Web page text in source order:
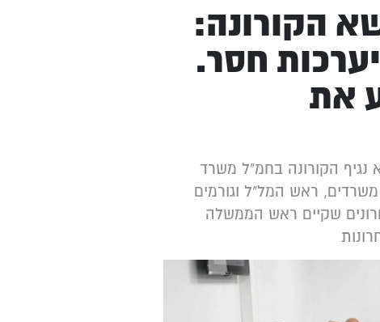
הקורונה:
חסר.
את
נגיף הקורונה בחמ"ל משרד
ראש המל"ל וגורמים
שקיים ראש הממשלה